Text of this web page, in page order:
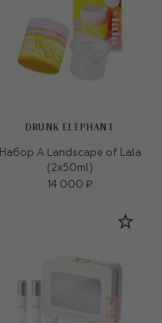
DRUNK ELEPHANT
Набор A Landscape of Lala
(2x50ml)
14 000 ₽